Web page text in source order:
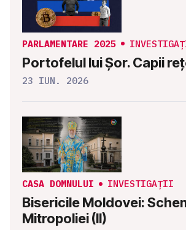
PARLAMENTARE 2025
Portofelul lui Șor. Capii
23 IUN. 2026
CASA DOMNULUI INVESTIGAȚII
Bisericile Moldovei:
Mitropoliei (II)